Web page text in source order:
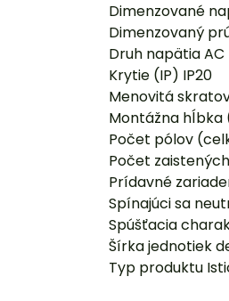
Dimenzované
Dimenzovaný
Druh napätia AC
Krytie (IP) IP20
Menovitá
Montážna hĺbka
Počet pólov
Počet
Prídavné
Spínajúci sa
Spúšťacia
Šírka jednotiek
Typ produktu